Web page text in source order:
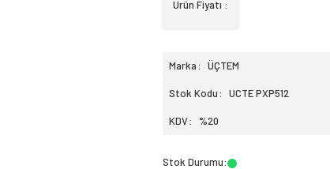
Ürün Fiyatı :
Marka ÜÇTEM
Stok Kodu UCTE PXP512
KDV %20
Stok Durumu: